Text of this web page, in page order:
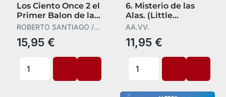
Los Ciento Once 2 el
Primer Balon de la
Historia
ROBERTO SANTIAGO /
EDUARDO DE LOS
SANTOS M
15,95 €
6. Misterio de las
Alas. (Little
Dragons)
AA.VV.
11,95 €